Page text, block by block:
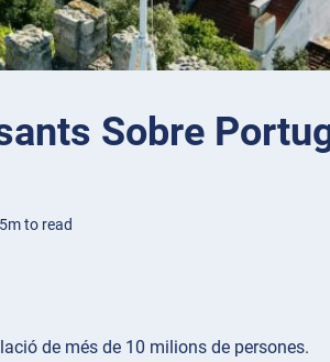
Sobre
to read
de més de 10 milions de persones.